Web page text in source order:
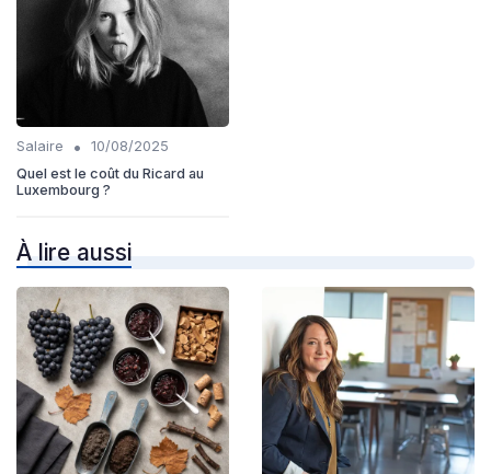
Salaire •
10/08/2025
Quel est le coût du Ricard au
Luxembourg ?
À lire aussi